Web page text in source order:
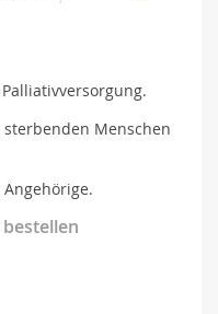
Menschen